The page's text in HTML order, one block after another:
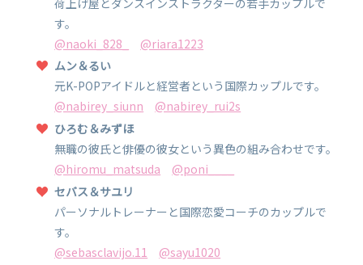
す。
@naoki_828_
@riara1223
ムン＆るい
元K-POPアイドルと経営者という国際カップルです。
@nabirey_siunn
@nabirey_rui2s
ひろむ＆みずほ
無職の彼氏と俳優の彼女という異色の組み合わせです。
@hiromu_matsuda
@poni____
セバス＆サユリ
パーソナルトレーナーと国際恋愛コーチのカップルで
す。
@sebasclavijo.11
@sayu1020